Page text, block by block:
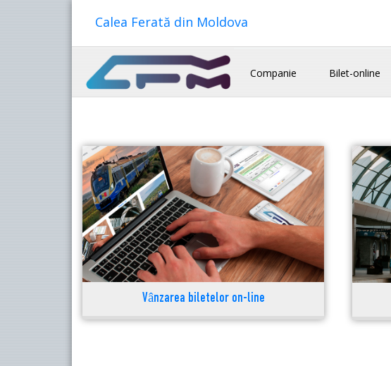
Calea Ferată din Moldova
Companie Bilet-online
Vânzarea biletelor on-line